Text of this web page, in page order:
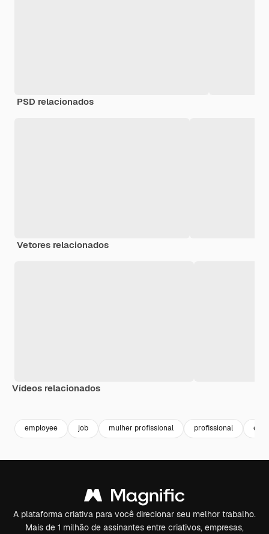
PSD relacionados
Vetores relacionados
Vídeos relacionados
employee job mulher profissional profissional
A plataforma criativa para você direcionar seu melhor trabalho.
Mais de 1 milhão de assinantes entre criativos, empresas,